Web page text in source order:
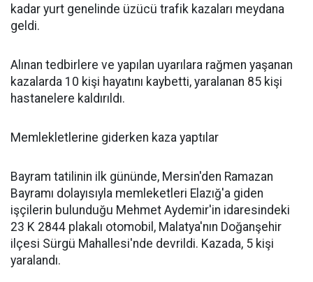
kadar yurt genelinde üzücü trafik kazaları meydana
geldi.
Alınan tedbirlere ve yapılan uyarılara rağmen yaşanan
kazalarda 10 kişi hayatını kaybetti, yaralanan 85 kişi
hastanelere kaldırıldı.
Memlekletlerine giderken kaza yaptılar
Bayram tatilinin ilk gününde, Mersin'den Ramazan
Bayramı dolayısıyla memleketleri Elazığ'a giden
işçilerin bulunduğu Mehmet Aydemir'in idaresindeki
23 K 2844 plakalı otomobil, Malatya'nın Doğanşehir
ilçesi Sürgü Mahallesi'nde devrildi. Kazada, 5 kişi
yaralandı.